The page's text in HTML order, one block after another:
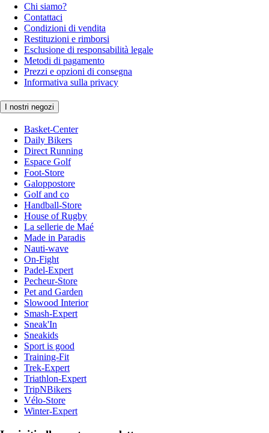
Chi siamo?
Contattaci
Condizioni di vendita
Restituzioni e rimborsi
Esclusione di responsabilità legale
Metodi di pagamento
Prezzi e opzioni di consegna
Informativa sulla privacy
I nostri negozi
Basket-Center
Daily Bikers
Direct Running
Espace Golf
Foot-Store
Galoppostore
Golf and co
Handball-Store
House of Rugby
La sellerie de Maé
Made in Paradis
Nauti-wave
On-Fight
Padel-Expert
Pecheur-Store
Pet and Garden
Slowood Interior
Smash-Expert
Sneak'In
Sneakids
Sport is good
Training-Fit
Trek-Expert
Triathlon-Expert
TripNBikers
Vélo-Store
Winter-Expert